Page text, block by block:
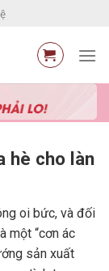
hè cho làn
oi bức, và đối
một “cơn ác
sản xuất